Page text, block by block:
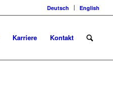
Deutsch English
Karriere Kontakt